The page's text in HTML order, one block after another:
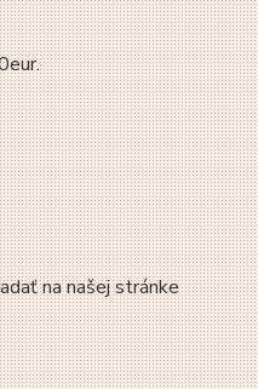
na našej stránke